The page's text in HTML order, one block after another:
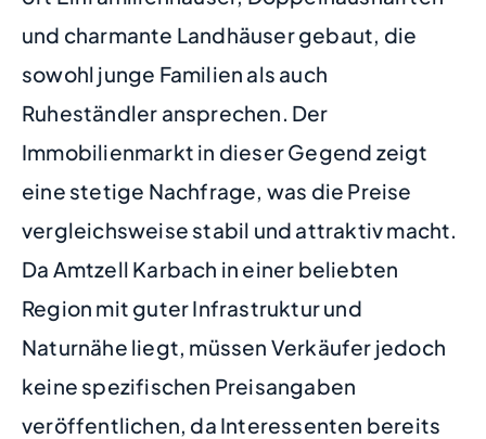
und charmante Landhäuser gebaut, die
sowohl junge Familien als auch
Ruheständler ansprechen. Der
Immobilienmarkt in dieser Gegend zeigt
eine stetige Nachfrage, was die Preise
vergleichsweise stabil und attraktiv macht.
Da Amtzell Karbach in einer beliebten
Region mit guter Infrastruktur und
Naturnähe liegt, müssen Verkäufer jedoch
keine spezifischen Preisangaben
veröffentlichen, da Interessenten bereits